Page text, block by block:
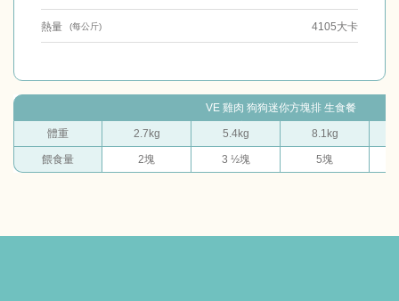
熱量 (每公斤) 4105大卡
VE 雞肉 狗狗迷你方塊排 生食餐
體重 2.7kg 5.4kg 8.1kg
餵食量 2塊 3 ½塊 5塊